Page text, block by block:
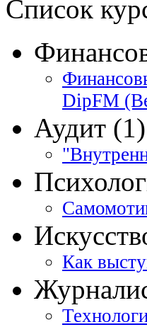
Список
DipFM
Аудит (1)
Как